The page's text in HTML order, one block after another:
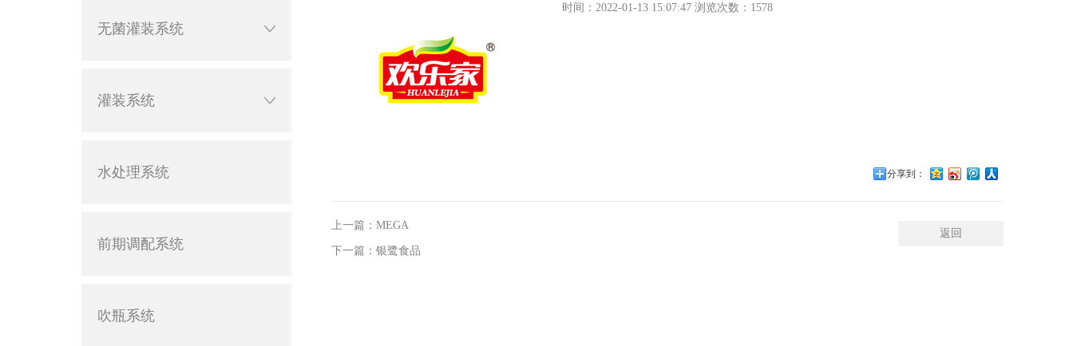
无菌灌装系统
灌装系统
水处理系统
前期调配系统
吹瓶系统
时间：2022-01-13 15:07:47 浏览次数： 1578
分享到：
上一篇：MEGA
下一篇：银鹭食品
返回